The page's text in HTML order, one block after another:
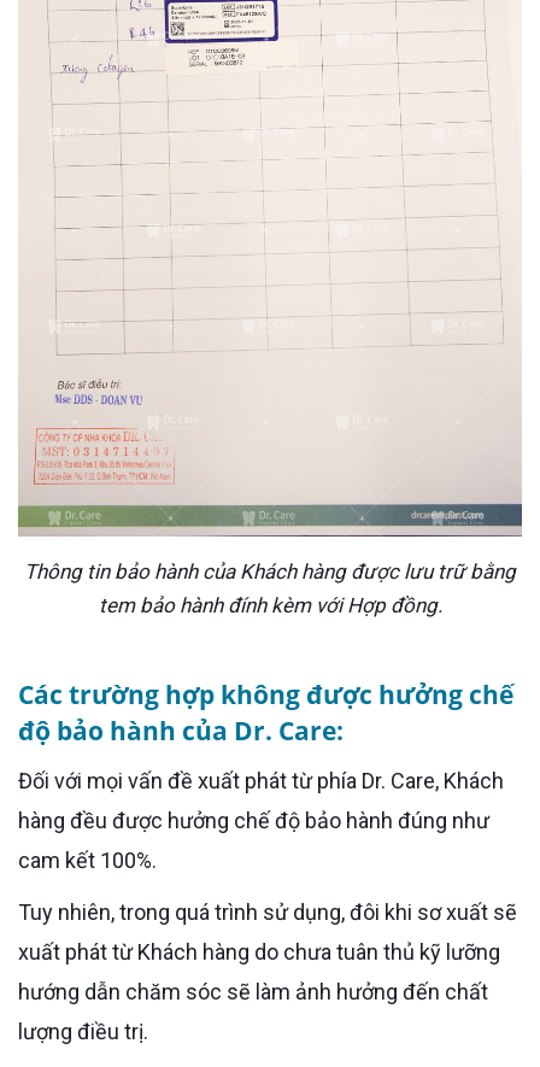
Thông tin bảo hành của Khách hàng được lưu trữ bằng
tem bảo hành đính kèm với Hợp đồng.
Các trường hợp không được hưởng chế
độ bảo hành của Dr. Care:
Đối với mọi vấn đề xuất phát từ phía Dr. Care, Khách
hàng đều được hưởng chế độ bảo hành đúng như
cam kết 100%.
Tuy nhiên, trong quá trình sử dụng, đôi khi sơ xuất sẽ
xuất phát từ Khách hàng do chưa tuân thủ kỹ lưỡng
hướng dẫn chăm sóc sẽ làm ảnh hưởng đến chất
lượng điều trị.